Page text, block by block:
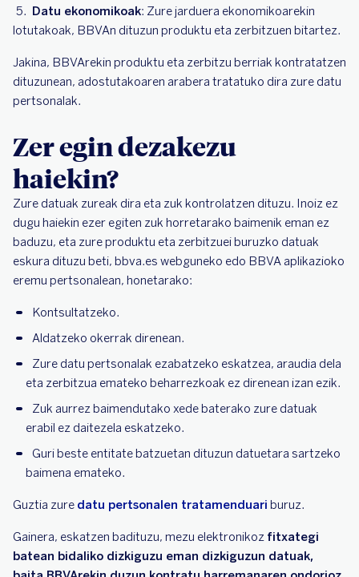
Datu ekonomikoak: Zure jarduera ekonomikoarekin
lotutakoak, BBVAn dituzun produktu eta zerbitzuen bitartez.
Jakina, BBVArekin produktu eta zerbitzu berriak kontratatzen
dituzunean, adostutakoaren arabera tratatuko dira zure datu
pertsonalak.
Zer egin dezakezu
haiekin?
Zure datuak zureak dira eta zuk kontrolatzen dituzu. Inoiz ez
dugu haiekin ezer egiten zuk horretarako baimenik eman ez
baduzu, eta zure produktu eta zerbitzuei buruzko datuak
eskura dituzu beti, bbva.es webguneko edo BBVA aplikazioko
eremu pertsonalean, honetarako:
Kontsultatzeko.
Aldatzeko okerrak direnean.
Zure datu pertsonalak ezabatzeko eskatzea, araudia dela
eta zerbitzua emateko beharrezkoak ez direnean izan ezik.
Zuk aurrez baimendutako xede baterako zure datuak
erabil ez daitezela eskatzeko.
Guri beste entitate batzuetan dituzun datuetara sartzeko
baimena emateko.
Guztia zure datu pertsonalen tratamenduari buruz.
Gainera, eskatzen badituzu, mezu elektronikoz fitxategi
batean bidaliko dizkiguzu eman dizkiguzun datuak,